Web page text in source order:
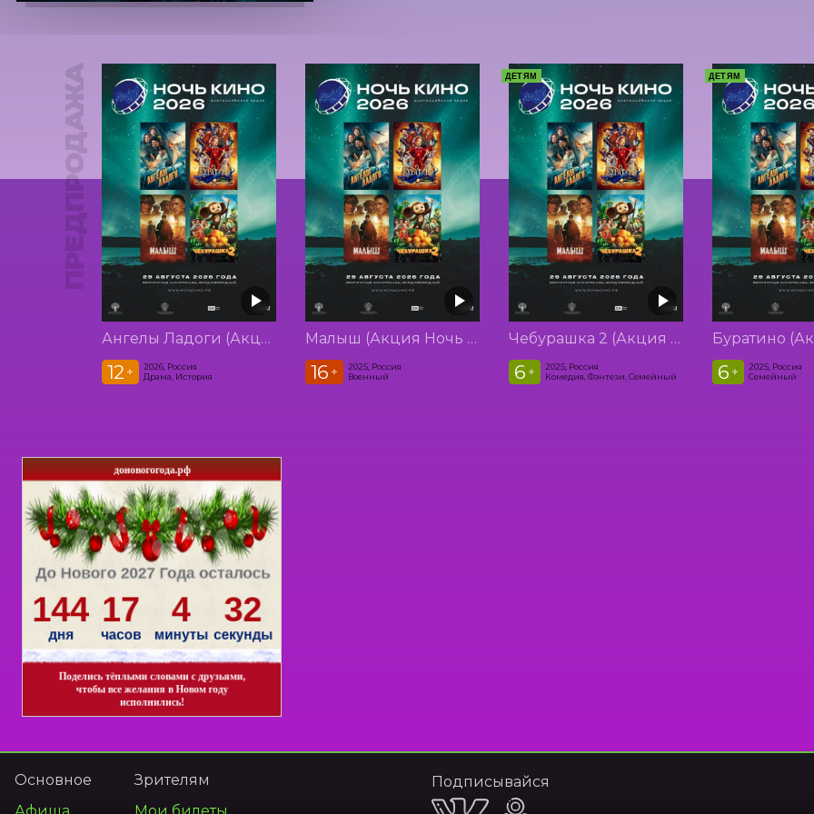
ПРЕДПРОДАЖА
Ангелы Ладоги (Акция Ночь Кино 2026)
12 +
2026, Россия
Драма, История
Малыш (Акция Ночь Кино 2026)
16 +
2025, Россия
Военный
ДЕТЯМ
Чебурашка 2 (Акция Ночь Кино 2026)
6 +
2025, Россия
Комедия, Фэнтези, Семейный
ДЕТЯМ
6 +
2025, Россия
Семейный
Основное
Афиша
Зрителям
Мои билеты
Подписывайся